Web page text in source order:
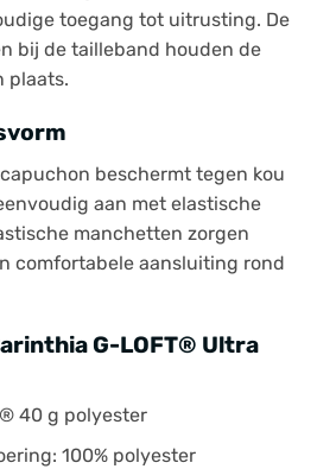
toegang tot uitrusting. De
bij de tailleband houden de
plaats.
beschermt tegen kou
aan met elastische
manchetten zorgen
comfortabele aansluiting rond
G-LOFT® Ultra
40 g polyester
100% polyester